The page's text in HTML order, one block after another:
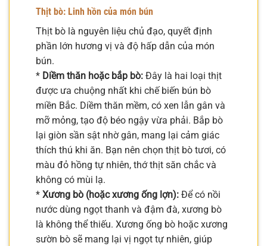
Thịt bò: Linh hồn của món bún
Thịt bò là nguyên liệu chủ đạo, quyết định
phần lớn hương vị và độ hấp dẫn của món
bún.
* Diềm thăn hoặc bắp bò: Đây là hai loại thịt
được ưa chuộng nhất khi chế biến bún bò
miền Bắc. Diềm thăn mềm, có xen lẫn gân và
mỡ mỏng, tạo độ béo ngậy vừa phải. Bắp bò
lại giòn sần sật nhờ gân, mang lại cảm giác
thích thú khi ăn. Bạn nên chọn thịt bò tươi, có
màu đỏ hồng tự nhiên, thớ thịt săn chắc và
không có mùi lạ.
* Xương bò (hoặc xương ống lợn): Để có nồi
nước dùng ngọt thanh và đậm đà, xương bò
là không thể thiếu. Xương ống bò hoặc xương
sườn bò sẽ mang lại vị ngọt tự nhiên, giúp